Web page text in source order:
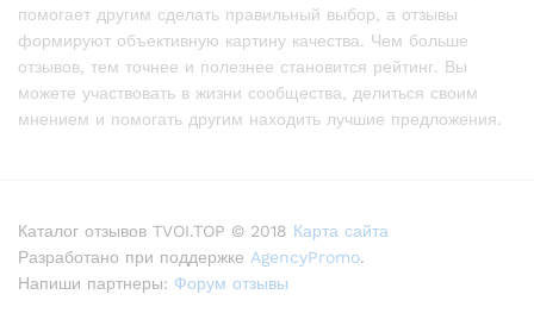
помогает другим сделать правильный выбор, а отзывы
формируют объективную картину качества. Чем больше
отзывов, тем точнее и полезнее становится рейтинг. Вы
можете участвовать в жизни сообщества, делиться своим
мнением и помогать другим находить лучшие предложения.
Каталог отзывов TVOI.TOP © 2018 Карта сайта
Разработано при поддержке AgencyPromo.
Напиши партнеры: Форум отзывы